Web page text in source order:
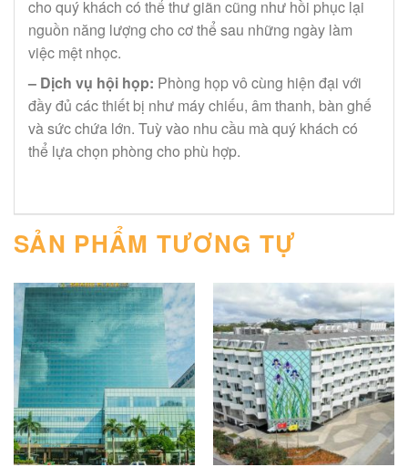
cho quý khách có thể thư giãn cũng như hồi phục lại
nguồn năng lượng cho cơ thể sau những ngày làm
việc mệt nhọc.
– Dịch vụ hội họp: Phòng họp vô cùng hiện đại với
đầy đủ các thiết bị như máy chiếu, âm thanh, bàn ghế
và sức chứa lớn. Tuỳ vào nhu cầu mà quý khách có
thể lựa chọn phòng cho phù hợp.
SẢN PHẨM TƯƠNG TỰ